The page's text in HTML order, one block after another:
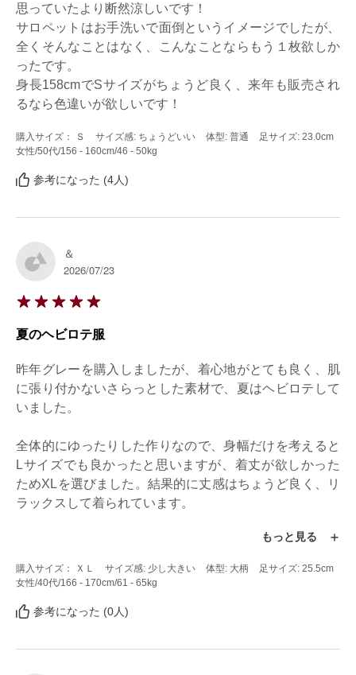
思っていたより断然涼しいです！
サロペットはお手洗いで面倒というイメージでしたが、
全くそんなことはなく、こんなことならもう１枚欲しか
ったです。
身長158cmでSサイズがちょうど良く、来年も販売され
るなら色違いが欲しいです！
購入サイズ： Ｓ サイズ感: ちょうどいい 体型: 普通
足サイズ: 23.0cm
女性/50代/156 - 160cm/46 - 50kg
参考になった (4人)
＆
2026/07/23
夏のヘビロテ服
昨年グレーを購入しましたが、着心地がとても良く、肌
に張り付かないさらっとした素材で、夏はヘビロテして
いました。
全体的にゆったりした作りなので、身幅だけを考えると
Lサイズでも良かったと思いますが、着丈が欲しかった
ためXLを選びました。結果的に丈感はちょうど良く、リ
ラックスして着られています。
あまりに気に入ったので、今年はセールのタイミングで
てほしい、お気に入りのサロペットです。
もっと見る
購入サイズ： ＸＬ サイズ感: 少し大きい 体型: 大柄
足サイズ: 25.5cm
女性/40代/166 - 170cm/61 - 65kg
参考になった (0人)